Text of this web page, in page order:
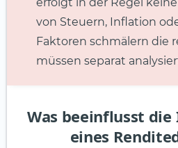
von Steuern, Inflation
Faktoren schmälern die
müssen separat
Was beeinflusst
eines